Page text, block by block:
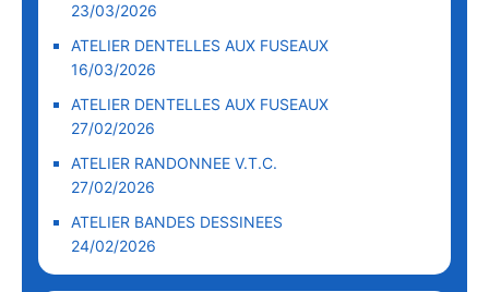
23/03/2026
ATELIER DENTELLES AUX FUSEAUX
16/03/2026
ATELIER DENTELLES AUX FUSEAUX
27/02/2026
ATELIER RANDONNEE V.T.C.
27/02/2026
ATELIER BANDES DESSINEES
24/02/2026